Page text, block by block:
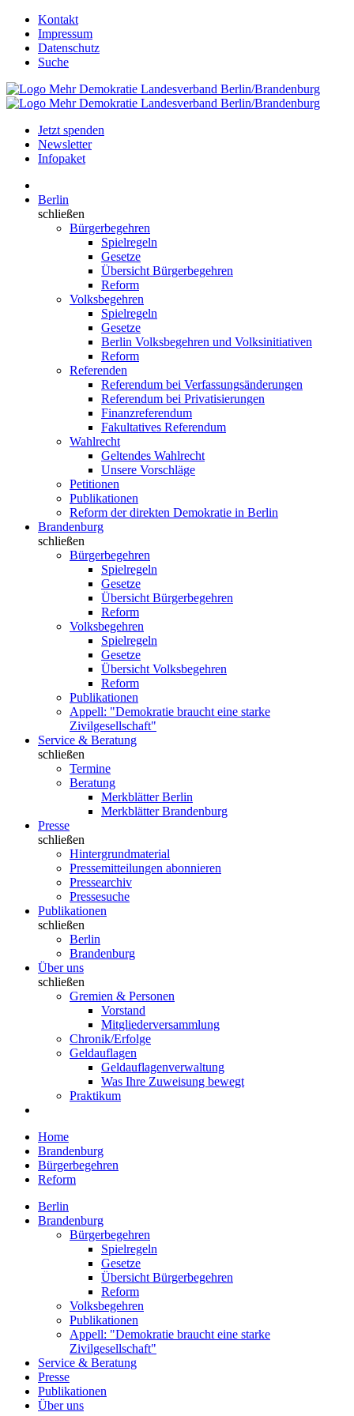
Kontakt
Impressum
Datenschutz
Suche
Jetzt spenden
Newsletter
Infopaket
Berlin
schließen
Bürgerbegehren
Spielregeln
Gesetze
Übersicht Bürgerbegehren
Reform
Volksbegehren
Spielregeln
Gesetze
Berlin Volksbegehren und Volksinitiativen
Reform
Referenden
Referendum bei Verfassungsänderungen
Referendum bei Privatisierungen
Finanzreferendum
Fakultatives Referendum
Wahlrecht
Geltendes Wahlrecht
Unsere Vorschläge
Petitionen
Publikationen
Reform der direkten Demokratie in Berlin
Brandenburg
schließen
Bürgerbegehren
Spielregeln
Gesetze
Übersicht Bürgerbegehren
Reform
Volksbegehren
Spielregeln
Gesetze
Übersicht Volksbegehren
Reform
Publikationen
Appell: "Demokratie braucht eine starke
Zivilgesellschaft"
Service & Beratung
schließen
Termine
Beratung
Merkblätter Berlin
Merkblätter Brandenburg
Presse
schließen
Hintergrundmaterial
Pressemitteilungen abonnieren
Pressearchiv
Pressesuche
Publikationen
schließen
Berlin
Brandenburg
Über uns
schließen
Gremien & Personen
Vorstand
Mitgliederversammlung
Chronik/Erfolge
Geldauflagen
Geldauflagenverwaltung
Was Ihre Zuweisung bewegt
Praktikum
Home
Brandenburg
Bürgerbegehren
Reform
Berlin
Brandenburg
Bürgerbegehren
Spielregeln
Gesetze
Übersicht Bürgerbegehren
Reform
Volksbegehren
Publikationen
Appell: "Demokratie braucht eine starke
Zivilgesellschaft"
Service & Beratung
Presse
Publikationen
Über uns